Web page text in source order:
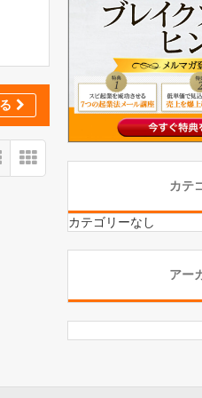
カテ
カテゴリーなし
アー